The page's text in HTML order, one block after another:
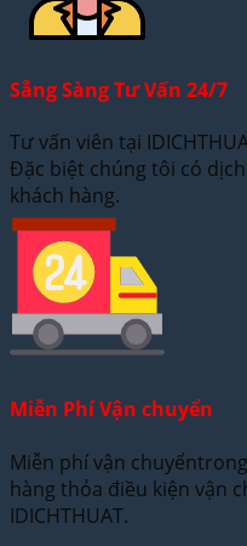
Sẵng Sàng Tư Vấn 24/7
Tư vấn viên tại
Đặc biệt chúng tôi có
khách hàng.
Miễn Phí Vận chuyển
Miễn phí vận
hàng thỏa điều kiện vận
IDICHTHUAT.